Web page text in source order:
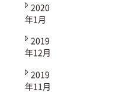
2020
年1月
2019
年12月
2019
年11月